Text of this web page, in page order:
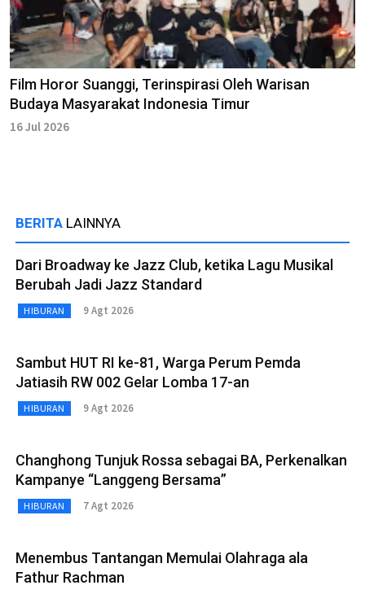
Film Horor Suanggi, Terinspirasi Oleh Warisan
Budaya Masyarakat Indonesia Timur
16 Jul 2026
BERITA LAINNYA
Dari Broadway ke Jazz Club, ketika Lagu Musikal
Berubah Jadi Jazz Standard
HIBURAN 9 Agt 2026
Sambut HUT RI ke-81, Warga Perum Pemda
Jatiasih RW 002 Gelar Lomba 17-an
HIBURAN 9 Agt 2026
Changhong Tunjuk Rossa sebagai BA, Perkenalkan
Kampanye “Langgeng Bersama”
HIBURAN 7 Agt 2026
Menembus Tantangan Memulai Olahraga ala
Fathur Rachman